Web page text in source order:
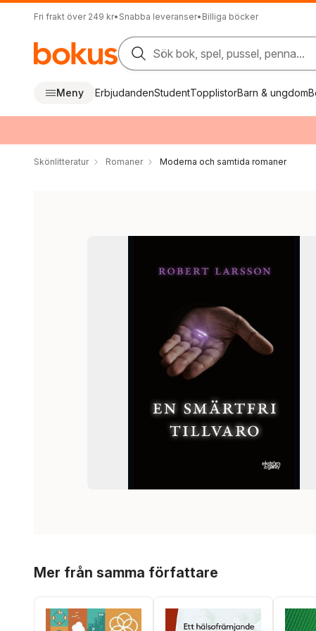
Fri frakt över 249 kr• Snabba leveranser• Billiga böcker
Sök bok, spel, pussel, penna...
Meny ErbjudandenStudentTopplistorBarn & ungdom
Skönlitteratur Romaner Moderna och samtida romaner
Mer från samma författare